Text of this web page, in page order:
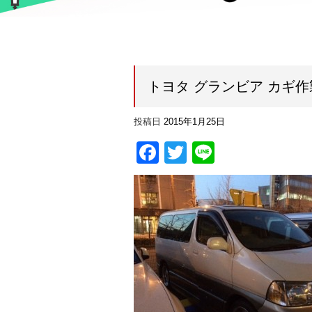
トヨタ グランビア カギ
投稿日 2015年1月25日
Facebook
Twitter